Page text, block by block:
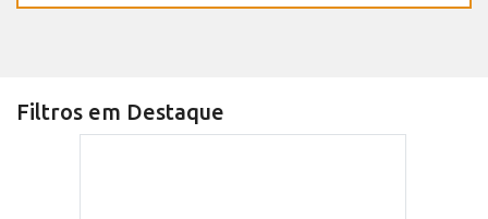
Filtros em Destaque